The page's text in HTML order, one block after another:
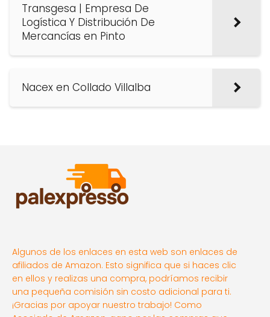
Transgesa | Empresa De
Logística Y Distribución De
Mercancías en Pinto
Nacex en Collado Villalba
Algunos de los enlaces en esta web son enlaces de
afiliados de Amazon. Esto significa que si haces clic
en ellos y realizas una compra, podríamos recibir
una pequeña comisión sin costo adicional para ti.
¡Gracias por apoyar nuestro trabajo! Como